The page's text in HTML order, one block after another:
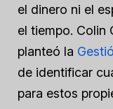
el dinero ni el
el tiempo. Colin
planteó la
de identificar
para estos